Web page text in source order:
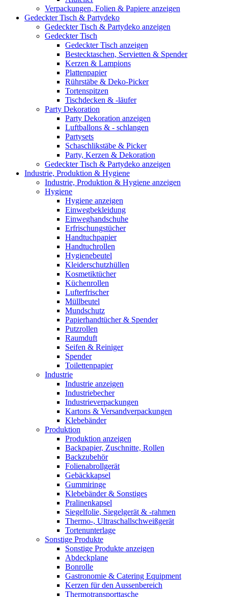
Verpackungen, Folien & Papiere anzeigen
Gedeckter Tisch & Partydeko
Gedeckter Tisch & Partydeko anzeigen
Gedeckter Tisch
Gedeckter Tisch anzeigen
Bestecktaschen, Servietten & Spender
Kerzen & Lampions
Plattenpapier
Rührstäbe & Deko-Picker
Tortenspitzen
Tischdecken & -läufer
Party Dekoration
Party Dekoration anzeigen
Luftballons & - schlangen
Partysets
Schaschlikstäbe & Picker
Party, Kerzen & Dekoration
Gedeckter Tisch & Partydeko anzeigen
Industrie, Produktion & Hygiene
Industrie, Produktion & Hygiene anzeigen
Hygiene
Hygiene anzeigen
Einwegbekleidung
Einweghandschuhe
Erfrischungstücher
Handtuchpapier
Handtuchrollen
Hygienebeutel
Kleiderschutzhüllen
Kosmetiktücher
Küchenrollen
Lufterfrischer
Müllbeutel
Mundschutz
Papierhandtücher & Spender
Putzrollen
Raumduft
Seifen & Reiniger
Spender
Toilettenpapier
Industrie
Industrie anzeigen
Industriebecher
Industrieverpackungen
Kartons & Versandverpackungen
Klebebänder
Produktion
Produktion anzeigen
Backpapier, Zuschnitte, Rollen
Backzubehör
Folienabrollgerät
Gebäckkapsel
Gummiringe
Klebebänder & Sonstiges
Pralinenkapsel
Siegelfolie, Siegelgerät & -rahmen
Thermo-, Ultraschallschweißgerät
Tortenunterlage
Sonstige Produkte
Sonstige Produkte anzeigen
Abdeckplane
Bonrolle
Gastronomie & Catering Equipment
Kerzen für den Aussenbereich
Thermotransporttasche